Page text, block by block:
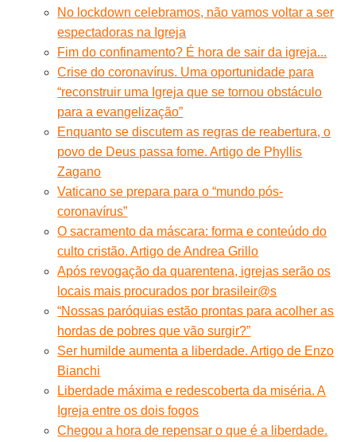
No lockdown celebramos, não vamos voltar a ser
espectadoras na Igreja
Fim do confinamento? É hora de sair da igreja...
Crise do coronavírus. Uma oportunidade para
“reconstruir uma Igreja que se tornou obstáculo
para a evangelização”
Enquanto se discutem as regras de reabertura, o
povo de Deus passa fome. Artigo de Phyllis
Zagano
Vaticano se prepara para o “mundo pós-
coronavírus”
O sacramento da máscara: forma e conteúdo do
culto cristão. Artigo de Andrea Grillo
Após revogação da quarentena, igrejas serão os
locais mais procurados por brasileir@s
“Nossas paróquias estão prontas para acolher as
hordas de pobres que vão surgir?”
Ser humilde aumenta a liberdade. Artigo de Enzo
Bianchi
Liberdade máxima e redescoberta da miséria. A
Igreja entre os dois fogos
Chegou a hora de repensar o que é a liberdade.